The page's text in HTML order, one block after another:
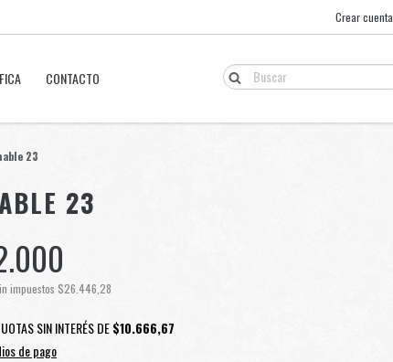
Crear cuenta
CONTACTO
23
23
impuestos $26.446,28
SIN INTERÉS DE$10.666,67
de pago